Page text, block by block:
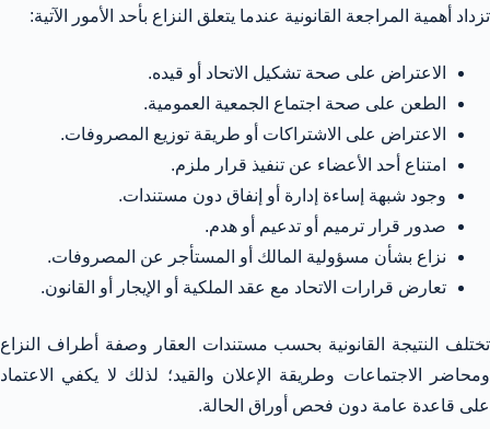
تزداد أهمية المراجعة القانونية عندما يتعلق النزاع بأحد الأمور الآتية:
الاعتراض على صحة تشكيل الاتحاد أو قيده.
الطعن على صحة اجتماع الجمعية العمومية.
الاعتراض على الاشتراكات أو طريقة توزيع المصروفات.
امتناع أحد الأعضاء عن تنفيذ قرار ملزم.
وجود شبهة إساءة إدارة أو إنفاق دون مستندات.
صدور قرار ترميم أو تدعيم أو هدم.
نزاع بشأن مسؤولية المالك أو المستأجر عن المصروفات.
تعارض قرارات الاتحاد مع عقد الملكية أو الإيجار أو القانون.
تختلف النتيجة القانونية بحسب مستندات العقار وصفة أطراف النزاع
ومحاضر الاجتماعات وطريقة الإعلان والقيد؛ لذلك لا يكفي الاعتماد
على قاعدة عامة دون فحص أوراق الحالة.